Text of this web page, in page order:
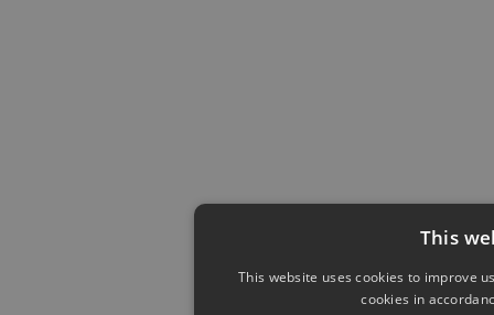
This
This website uses cookies to improve
cookies in